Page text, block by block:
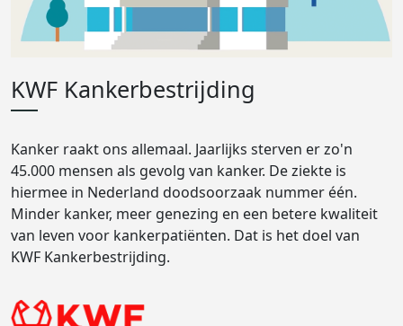
KWF Kankerbestrijding
Kanker raakt ons allemaal. Jaarlijks sterven er zo'n
45.000 mensen als gevolg van kanker. De ziekte is
hiermee in Nederland doodsoorzaak nummer één.
Minder kanker, meer genezing en een betere kwaliteit
van leven voor kankerpatiënten. Dat is het doel van
KWF Kankerbestrijding.